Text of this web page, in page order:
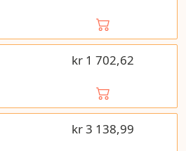
kr 1 702,62
kr 3 138,99